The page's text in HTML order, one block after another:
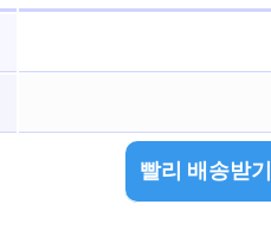
빨리 배송받기